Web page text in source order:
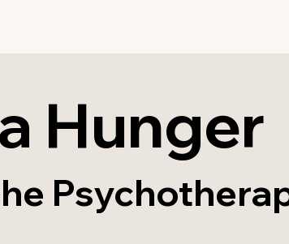
Hunger